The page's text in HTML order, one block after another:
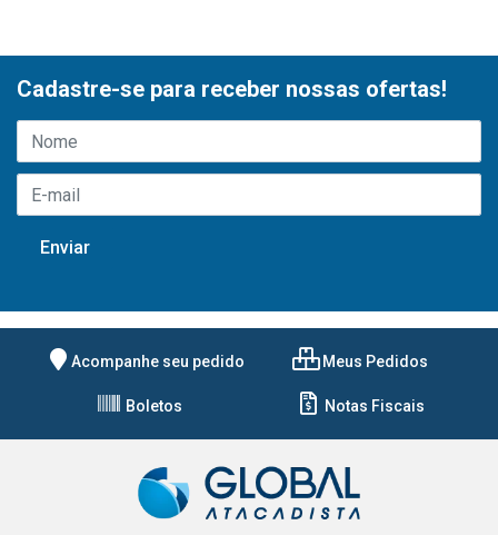
Cadastre-se para receber nossas ofertas!
Acompanhe seu pedido Meus Pedidos
Boletos Notas Fiscais